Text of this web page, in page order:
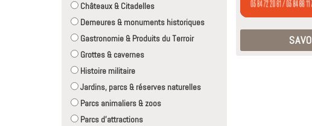
Châteaux & Citadelles
Demeures & monuments historiques
Gastronomie & Produits du Terroir
Grottes & cavernes
Histoire militaire
Jardins, parcs & réserves naturelles
Parcs animaliers & zoos
Parcs d'attractions